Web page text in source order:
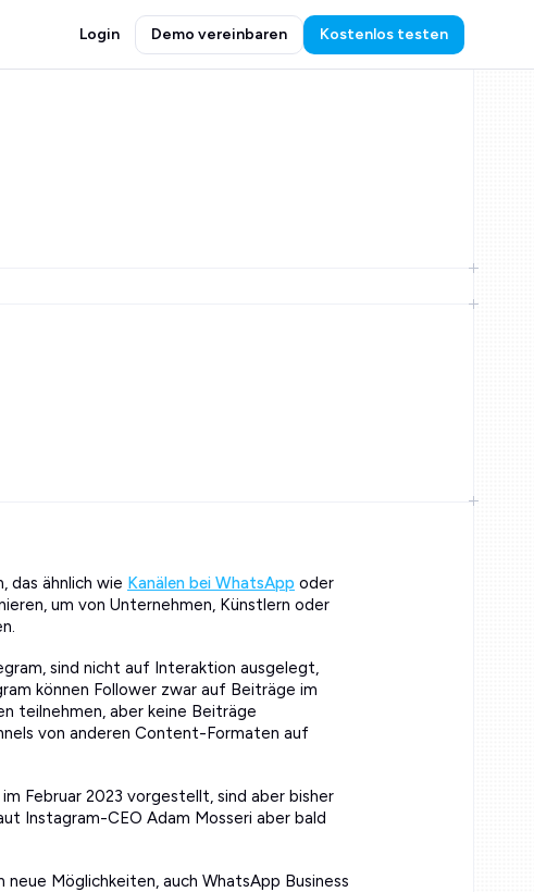
Login Demo vereinbaren Kostenlos testen
das ähnlich wie Kanälen bei WhatsApp oder
um von Unternehmen, Künstlern oder
sind nicht auf Interaktion ausgelegt,
können Follower zwar auf Beiträge im
teilnehmen, aber keine Beiträge
von anderen Content-Formaten auf
Februar 2023 vorgestellt, sind aber bisher
Instagram-CEO Adam Mosseri aber bald
Möglichkeiten, auch WhatsApp Business